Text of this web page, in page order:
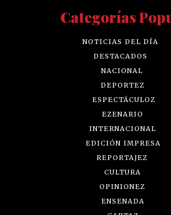
Categorías
NOTICIAS DEL DÍA
DESTACADOS
NACIONAL
DEPORTEZ
ESPECTÁCULOZ
EZENARIO
INTERNACIONAL
EDICIÓN IMPRESA
REPORTAJEZ
CULTURA
OPINIONEZ
ENSENADA